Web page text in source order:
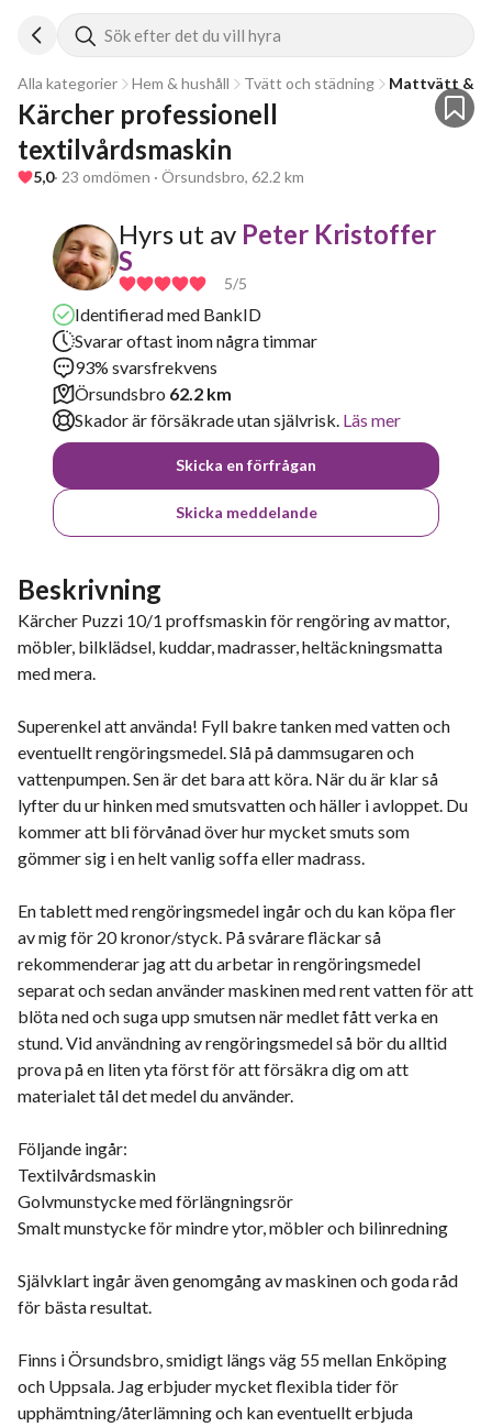
Sök efter det du vill hyra
Alla kategorier Hem & hushåll Tvätt och städning Mattvätt &
Kärcher professionell
textilvårdsmaskin
5,0· 23 omdömen · Örsundsbro, 62.2 km
Hyrs ut av Peter Kristoffer
S
5/5
Identifierad med BankID
Svarar oftast inom några timmar
93% svarsfrekvens
Örsundsbro 62.2 km
Skador är försäkrade utan självrisk. Läs mer
Skicka en förfrågan
Skicka meddelande
Beskrivning
Kärcher Puzzi 10/1 proffsmaskin för rengöring av mattor,
möbler, bilklädsel, kuddar, madrasser, heltäckningsmatta
med mera.
Superenkel att använda! Fyll bakre tanken med vatten och
eventuellt rengöringsmedel. Slå på dammsugaren och
vattenpumpen. Sen är det bara att köra. När du är klar så
lyfter du ur hinken med smutsvatten och häller i avloppet. Du
kommer att bli förvånad över hur mycket smuts som
gömmer sig i en helt vanlig soffa eller madrass.
En tablett med rengöringsmedel ingår och du kan köpa fler
av mig för 20 kronor/styck. På svårare fläckar så
rekommenderar jag att du arbetar in rengöringsmedel
separat och sedan använder maskinen med rent vatten för att
blöta ned och suga upp smutsen när medlet fått verka en
stund. Vid användning av rengöringsmedel så bör du alltid
prova på en liten yta först för att försäkra dig om att
materialet tål det medel du använder.
Följande ingår:
Textilvårdsmaskin
Golvmunstycke med förlängningsrör
Smalt munstycke för mindre ytor, möbler och bilinredning
Självklart ingår även genomgång av maskinen och goda råd
för bästa resultat.
Finns i Örsundsbro, smidigt längs väg 55 mellan Enköping
och Uppsala. Jag erbjuder mycket flexibla tider för
upphämtning/återlämning och kan eventuellt erbjuda